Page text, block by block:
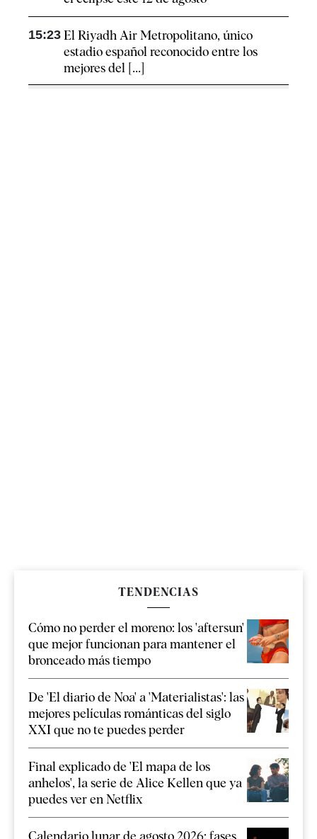
15:23 El Riyadh Air Metropolitano, único
estadio español reconocido entre los
mejores del [...]
TENDENCIAS
Cómo no perder el moreno: los 'aftersun'
que mejor funcionan para mantener el
bronceado más tiempo
De 'El diario de Noa' a 'Materialistas': las
mejores películas románticas del siglo
XXI que no te puedes perder
Final explicado de 'El mapa de los
anhelos', la serie de Alice Kellen que ya
puedes ver en Netflix
Calendario lunar de agosto 2026: fases,